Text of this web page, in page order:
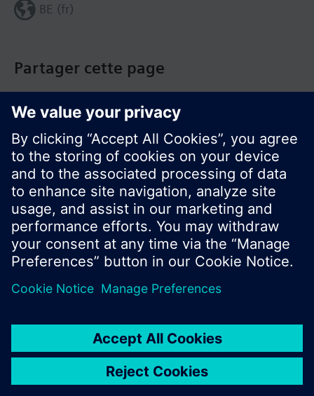
Partager cette page
BE (fr)
© Siemens Switzerland Ltd. Building Technologies
Group - 2016
Le portefeuille des produits peut varier en
| Protection des données
Conditions d'utilisation